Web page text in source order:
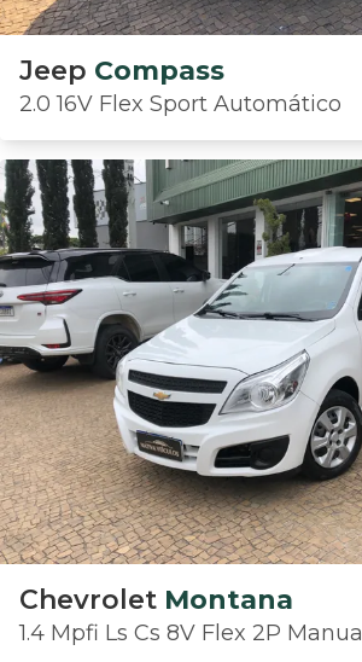
Jeep Compass
2.0 16V Flex Sport Automático
Chevrolet Montana
1.4 Mpfi Ls Cs 8V Flex 2P Manual